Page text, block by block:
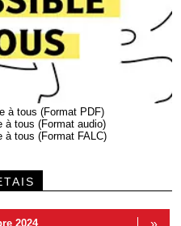
à tous (Format PDF)
à tous (Format audio)
à tous (Format FALC)
2024